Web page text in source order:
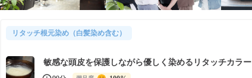
リタッチ根元染め（白髪染め含む）
敏感な頭皮を保護しながら優しく染めるリタッチカラー